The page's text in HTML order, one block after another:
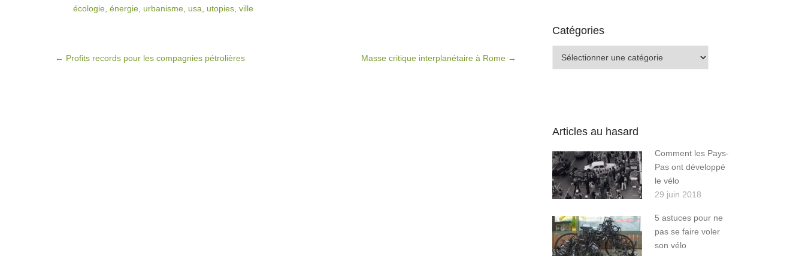
écologie énergie urbanisme usa utopies ville
Post navigation
← Profits records pour les compagnies pétrolières Masse critique interplanétaire à Rome →
Catégories
Articles au hasard
Comment les Pays-
Pas ont développé
le vélo
29 juin 2018
5 astuces pour ne
pas se faire voler
son vélo